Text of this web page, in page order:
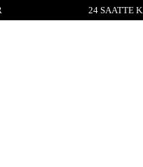
24 SAATTE